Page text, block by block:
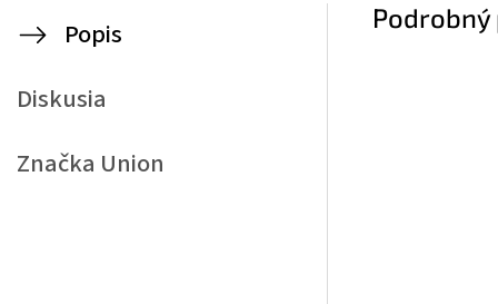
Popis
Diskusia
Značka Union
Podrobný